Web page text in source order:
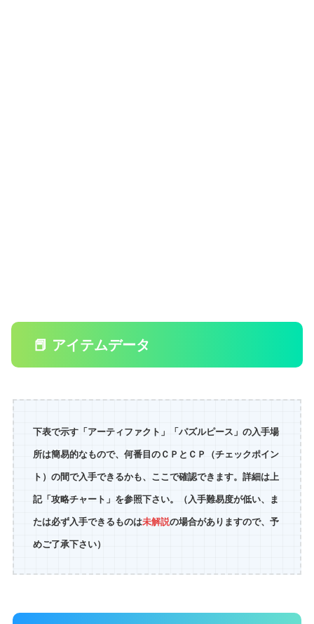
📕 アイテムデータ
下表で示す「アーティファクト」「パズルピース」の入手場
所は簡易的なもので、何番目のＣＰとＣＰ（チェックポイン
ト）の間で入手できるかも、ここで確認できます。詳細は上
記「攻略チャート」を参照下さい。（入手難易度が低い、ま
たは必ず入手できるものは未解説の場合がありますので、予
めご了承下さい）